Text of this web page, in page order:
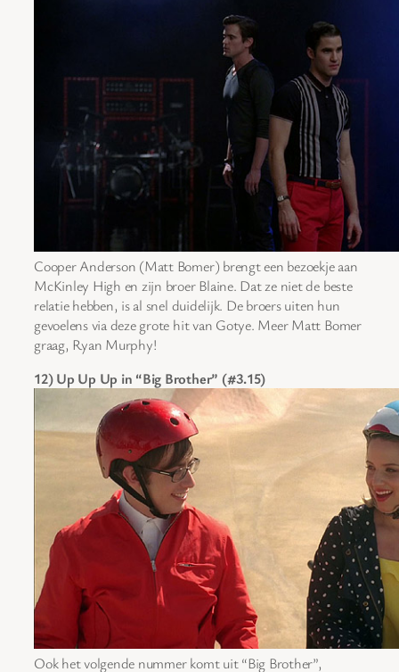
Cooper Anderson (Matt Bomer) brengt een bezoekje aan
McKinley High en zijn broer Blaine. Dat ze niet de beste
relatie hebben, is al snel duidelijk. De broers uiten hun
gevoelens via deze grote hit van Gotye. Meer Matt Bomer
graag, Ryan Murphy!
12) Up Up Up in “Big Brother” (#3.15)
Ook het volgende nummer komt uit “Big Brother”,